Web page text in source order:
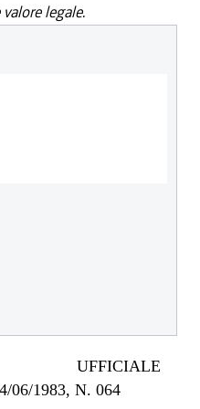
legale.
UFFICIALE
06/1983, N. 064